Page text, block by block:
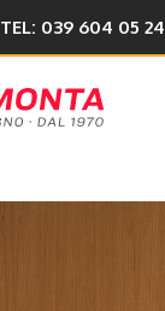
TEL: 039 604 05 24